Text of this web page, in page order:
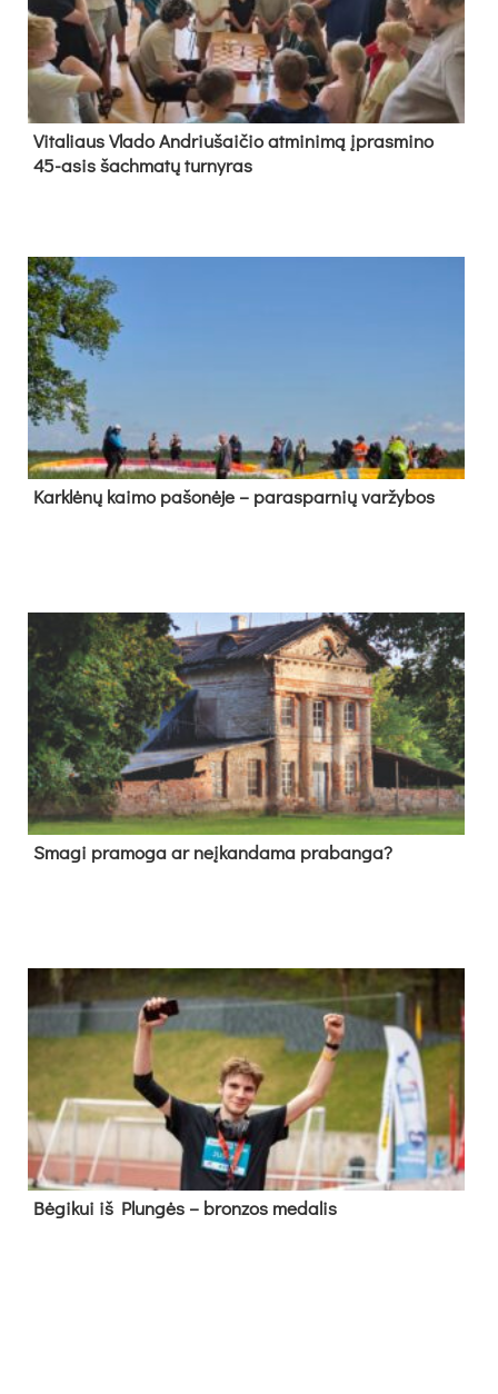
Vi­ta­liaus Vla­do And­riu­šai­čio at­mi­ni­mą įpras­mi­no
45-asis šach­ma­tų tur­ny­ras
Kark­lė­nų kai­mo pa­šo­nė­je – pa­ras­par­nių var­žy­bos
Sma­gi pra­mo­ga ar neį­kan­da­ma pra­ban­ga?
Bė­gi­kui iš Plun­gės – bron­zos me­da­lis